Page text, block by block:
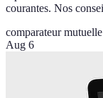
courantes. Nos
comparateur
Aug 6